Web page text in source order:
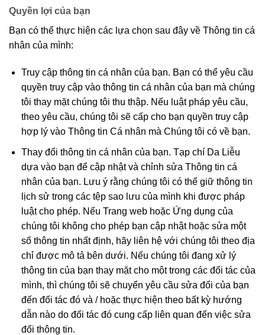
Quyền lợi của bạn
Bạn có thể thực hiện các lựa chọn sau đây về Thông tin cá
nhân của mình:
Truy cập thông tin cá nhân của bạn. Bạn có thể yêu cầu
quyền truy cập vào thông tin cá nhân của bạn mà chúng
tôi thay mặt chúng tôi thu thập. Nếu luật pháp yêu cầu,
theo yêu cầu, chúng tôi sẽ cấp cho bạn quyền truy cập
hợp lý vào Thông tin Cá nhân mà Chúng tôi có về bạn.
Thay đổi thông tin cá nhân của bạn. Tạp chí Da Liễu
dựa vào bạn để cập nhật và chỉnh sửa Thông tin cá
nhân của bạn. Lưu ý rằng chúng tôi có thể giữ thông tin
lịch sử trong các tệp sao lưu của mình khi được pháp
luật cho phép. Nếu Trang web hoặc Ứng dụng của
chúng tôi không cho phép bạn cập nhật hoặc sửa một
số thông tin nhất định, hãy liên hệ với chúng tôi theo địa
chỉ được mô tả bên dưới. Nếu chúng tôi đang xử lý
thông tin của bạn thay mặt cho một trong các đối tác của
mình, thì chúng tôi sẽ chuyển yêu cầu sửa đổi của bạn
đến đối tác đó và / hoặc thực hiện theo bất kỳ hướng
dẫn nào do đối tác đó cung cấp liên quan đến việc sửa
đổi thông tin.